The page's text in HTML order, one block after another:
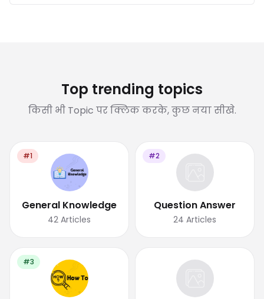
Top trending topics
किसी भी Topic पर क्लिक करके, कुछ नया सीखे.
#1
General Knowledge
42 Articles
#2
Question Answer
24 Articles
#3